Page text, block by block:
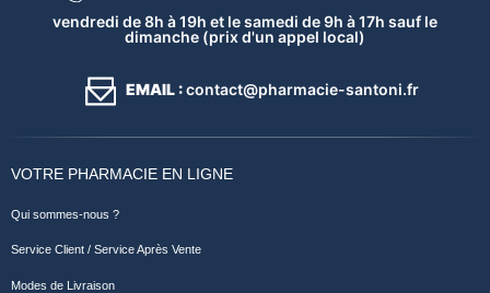
vendredi de 8h à 19h et le samedi de 9h à 17h sauf le
dimanche (prix d'un appel local)
EMAIL :contact@pharmacie-santoni.fr
VOTRE PHARMACIE EN LIGNE
Qui sommes-nous ?
Service Client / Service Après Vente
Modes de Livraison